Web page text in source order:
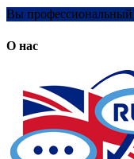
Вы профессиональный
О нас